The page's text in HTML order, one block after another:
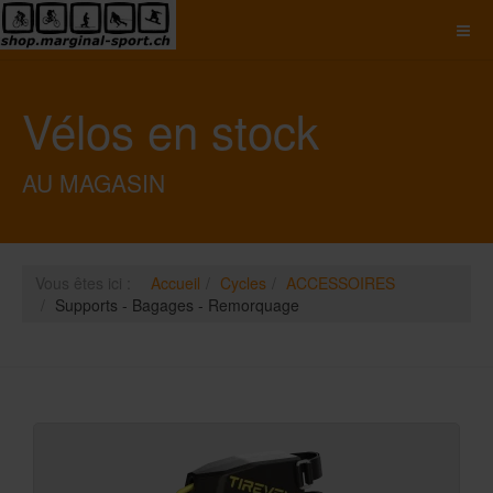
Vélos en stock
AU MAGASIN
Accueil Cycles
ACCESSOIRES
Supports - Bagages - Remorquage